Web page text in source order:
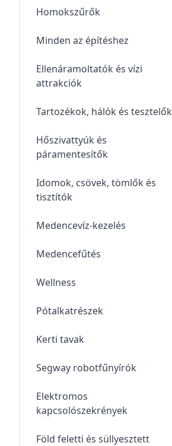
Homokszűrők
Minden az építéshez
Ellenáramoltatók és vízi
attrakciók
Tartozékok, hálók és tesztelők
Hőszivattyúk és
páramentesítők
Idomok, csövek, tömlők és
tisztítók
Medencevíz-kezelés
Medencefűtés
Wellness
Pótalkatrészek
Kerti tavak
Segway robotfűnyírók
Elektromos
kapcsolószekrények
Föld feletti és süllyesztett